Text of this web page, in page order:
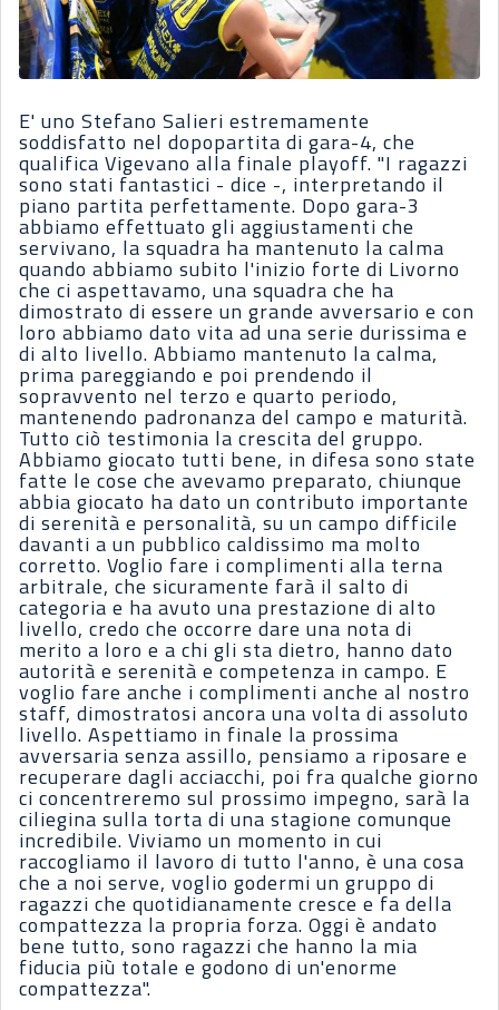
E' uno Stefano Salieri estremamente
soddisfatto nel dopopartita di gara-4, che
qualifica Vigevano alla finale playoff. "I ragazzi
sono stati fantastici - dice -, interpretando il
piano partita perfettamente. Dopo gara-3
abbiamo effettuato gli aggiustamenti che
servivano, la squadra ha mantenuto la calma
quando abbiamo subito l'inizio forte di Livorno
che ci aspettavamo, una squadra che ha
dimostrato di essere un grande avversario e con
loro abbiamo dato vita ad una serie durissima e
di alto livello. Abbiamo mantenuto la calma,
prima pareggiando e poi prendendo il
sopravvento nel terzo e quarto periodo,
mantenendo padronanza del campo e maturità.
Tutto ciò testimonia la crescita del gruppo.
Abbiamo giocato tutti bene, in difesa sono state
fatte le cose che avevamo preparato, chiunque
abbia giocato ha dato un contributo importante
di serenità e personalità, su un campo difficile
davanti a un pubblico caldissimo ma molto
corretto. Voglio fare i complimenti alla terna
arbitrale, che sicuramente farà il salto di
categoria e ha avuto una prestazione di alto
livello, credo che occorre dare una nota di
merito a loro e a chi gli sta dietro, hanno dato
autorità e serenità e competenza in campo. E
voglio fare anche i complimenti anche al nostro
staff, dimostratosi ancora una volta di assoluto
livello. Aspettiamo in finale la prossima
avversaria senza assillo, pensiamo a riposare e
recuperare dagli acciacchi, poi fra qualche giorno
ci concentreremo sul prossimo impegno, sarà la
ciliegina sulla torta di una stagione comunque
incredibile. Viviamo un momento in cui
raccogliamo il lavoro di tutto l'anno, è una cosa
che a noi serve, voglio godermi un gruppo di
ragazzi che quotidianamente cresce e fa della
compattezza la propria forza. Oggi è andato
bene tutto, sono ragazzi che hanno la mia
fiducia più totale e godono di un'enorme
compattezza".